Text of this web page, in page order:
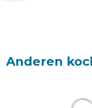
Anderen